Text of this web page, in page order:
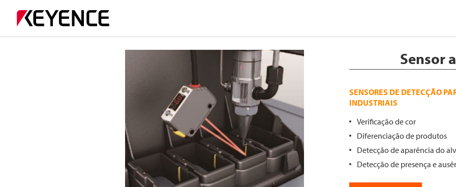
Sensor
SENSORES DE DETECÇÃO
INDUSTRIAIS
Verificação de cor
Diferenciação de produtos
Detecção de aparência do
Detecção de presença e